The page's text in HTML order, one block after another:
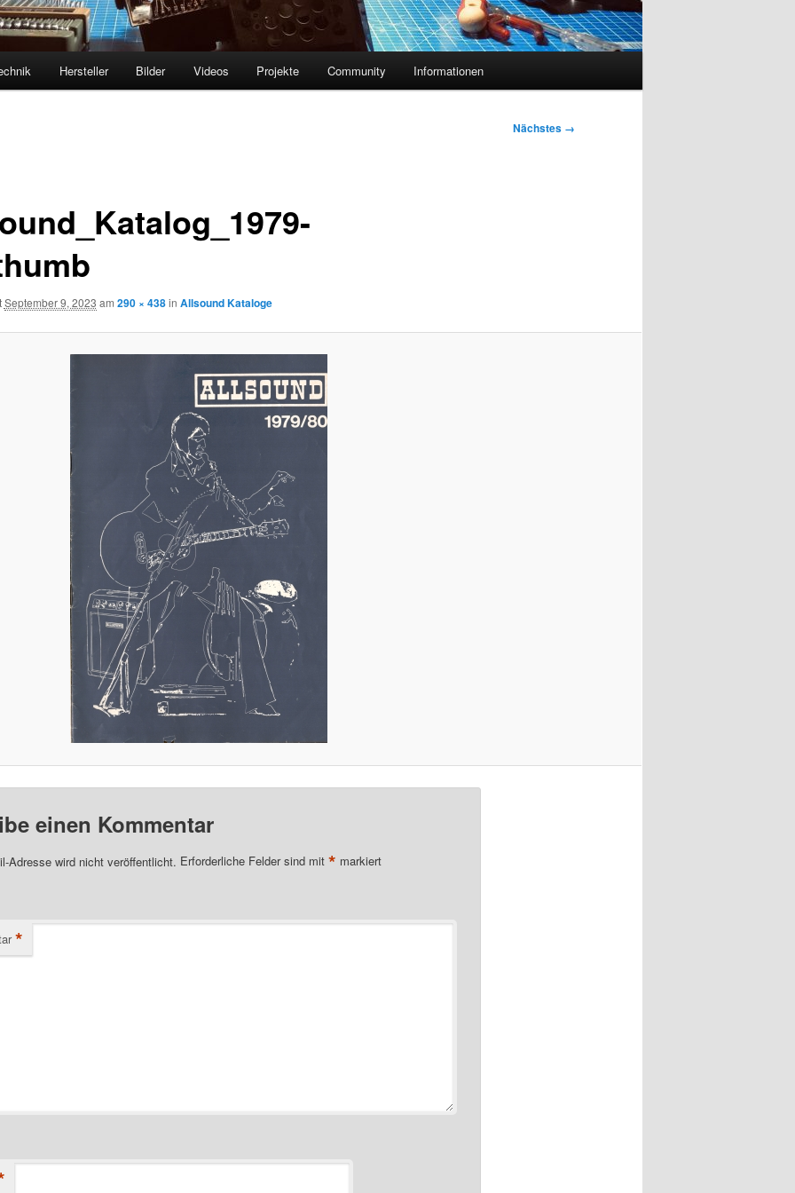
Hersteller Bilder Videos Projekte Community Informationen
Nächstes →
September 9, 2023 am 290 × 438in Allsound Kataloge
einen Kommentar
Adresse wird nicht veröffentlicht. Erforderliche Felder sind mit * markiert
*